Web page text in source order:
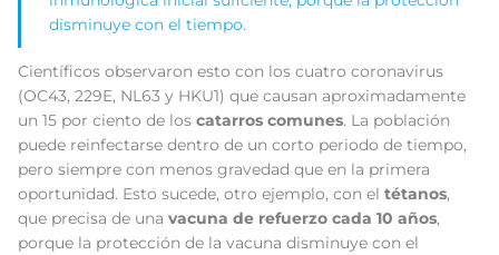
disminuye con el tiempo.
Científicos observaron esto con los cuatro coronavirus
(OC43, 229E, NL63 y HKU1) que causan aproximadamente
un 15 por ciento de los catarros comunes. La población
puede reinfectarse dentro de un corto periodo de tiempo,
pero siempre con menos gravedad que en la primera
oportunidad. Esto sucede, otro ejemplo, con el tétanos,
que precisa de una vacuna de refuerzo cada 10 años,
porque la protección de la vacuna disminuye con el